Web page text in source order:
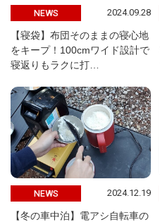
NEWS 2024.09.28
【寝袋】布団そのままの寝心地
をキープ！100cmワイド設計で
寝返りもラクに打…
NEWS 2024.12.19
【冬の車中泊】電アシ自転車の